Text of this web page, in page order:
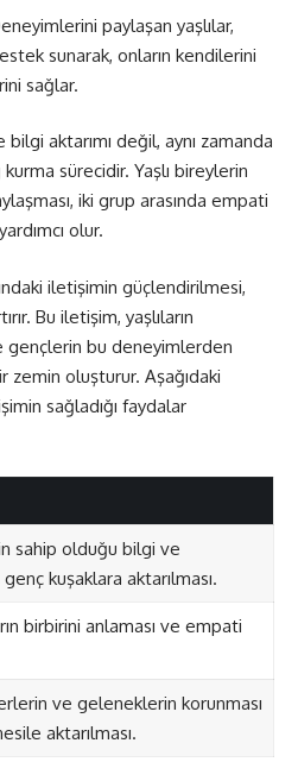
paylaşan yaşlılar,
sunarak, onların kendilerini
sağlar.
bilgi aktarımı değil, aynı zamanda
sürecidir. Yaşlı bireylerin
iki grup arasında empati
olur.
iletişimin güçlendirilmesi,
Bu iletişim, yaşlıların
gençlerin bu deneyimlerden
zemin oluşturur. Aşağıdaki
sağladığı faydalar
sahip olduğu bilgi ve
kuşaklara aktarılması.
birbirini anlaması ve empati
ve geleneklerin korunması
aktarılması.